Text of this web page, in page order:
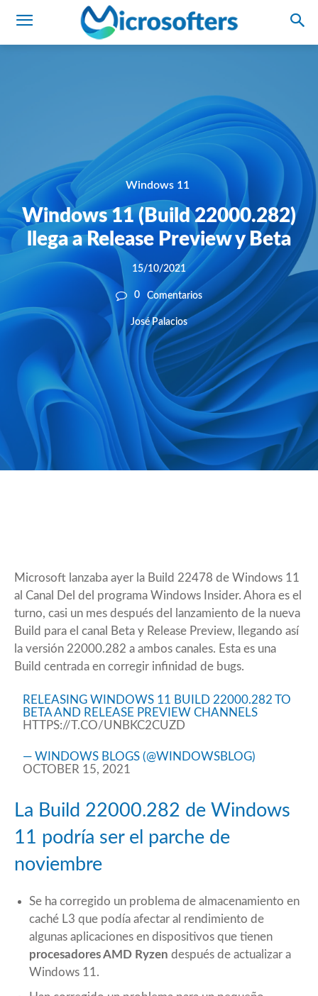
Windows 11
Windows 11 (Build 22000.282)
llega a Release Preview y Beta
15/10/2021
0 Comentarios
José Palacios
Microsoft lanzaba ayer la Build 22478 de Windows 11
al Canal Del del programa Windows Insider. Ahora es el
turno, casi un mes después del lanzamiento de la nueva
Build para el canal Beta y Release Preview, llegando así
la versión 22000.282 a ambos canales. Esta es una
Build centrada en corregir infinidad de bugs.
RELEASING WINDOWS 11 BUILD 22000.282 TO
BETA AND RELEASE PREVIEW CHANNELS
HTTPS://T.CO/UNBKC2CUZD
— WINDOWS BLOGS (@WINDOWSBLOG)
OCTOBER 15, 2021
La Build 22000.282 de Windows
11 podría ser el parche de
noviembre
Se ha corregido un problema de almacenamiento en
caché L3 que podía afectar al rendimiento de
algunas aplicaciones en dispositivos que tienen
procesadores AMD Ryzen después de actualizar a
Windows 11.